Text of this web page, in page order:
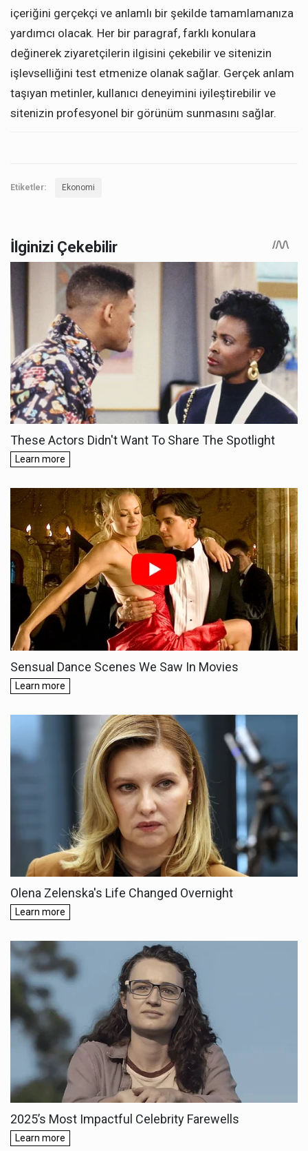
içeriğini gerçekçi ve anlamlı bir şekilde tamamlamanıza
yardımcı olacak. Her bir paragraf, farklı konulara
değinerek ziyaretçilerin ilgisini çekebilir ve sitenizin
işlevselliğini test etmenize olanak sağlar. Gerçek anlam
taşıyan metinler, kullanıcı deneyimini iyileştirebilir ve
sitenizin profesyonel bir görünüm sunmasını sağlar.
Etiketler: Ekonomi